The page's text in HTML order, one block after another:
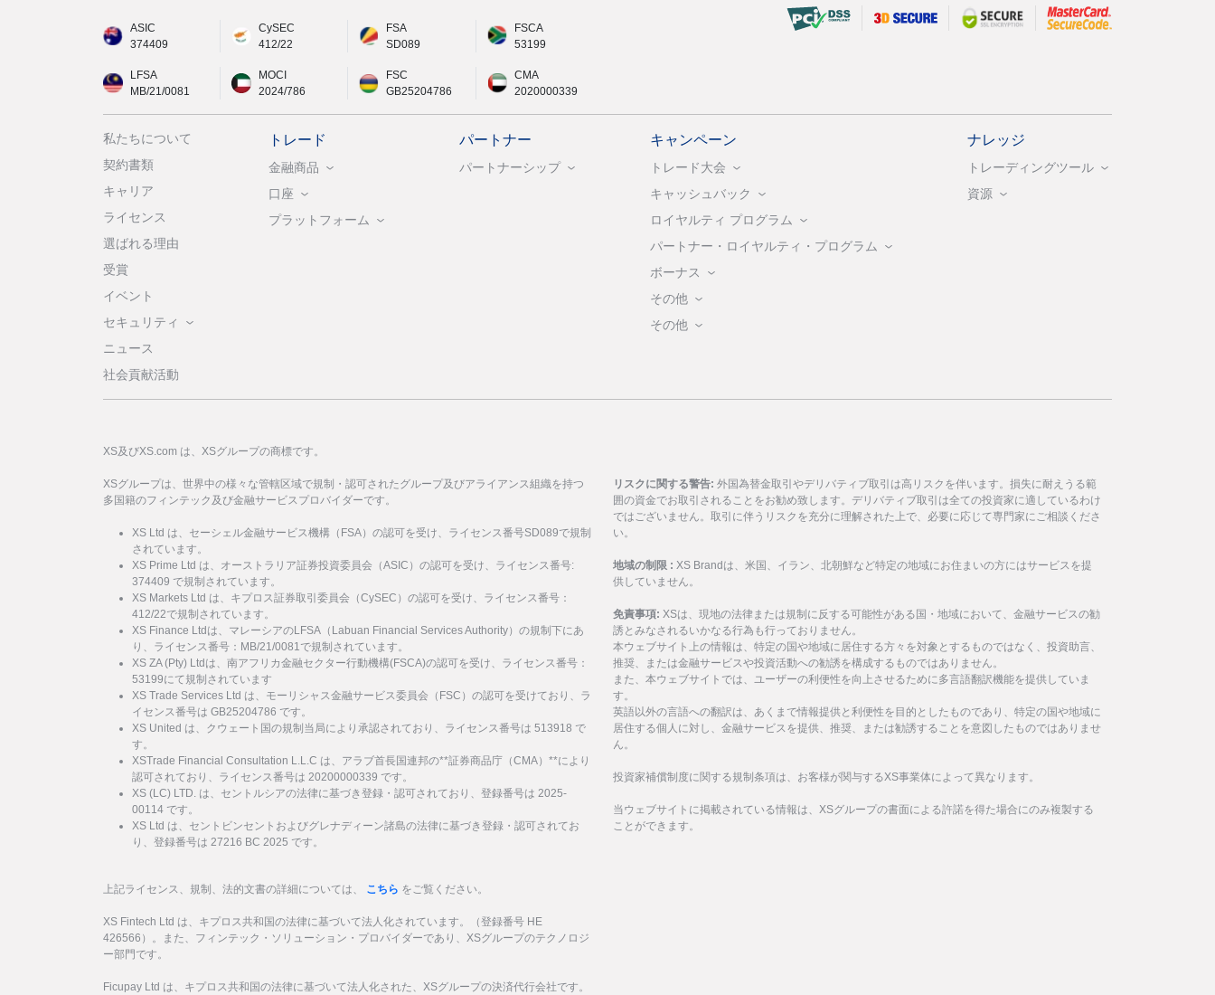
ASIC
374409
CySEC
412/22
FSA
SD089
FSCA
53199
LFSA
MB/21/0081
MOCI
2024/786
FSC
GB25204786
CMA
2020000339
私たちについて
契約書類
キャリア
ライセンス
選ばれる理由
受賞
イベント
セキュリティ
ニュース
社会貢献活動
トレード
金融商品
口座
プラットフォーム
パートナー
パートナーシップ
キャンペーン
トレード大会
キャッシュバック
ロイヤルティ プログラム
パートナー・ロイヤルティ・プログラム
ボーナス
その他
その他
ナレッジ
トレーディングツール
資源
XS及びXS.com は、XSグループの商標です。
XSグループは、世界中の様々な管轄区域で規制・認可されたグループ及びアライアンス組織を持つ
多国籍のフィンテック及び金融サービスプロバイダーです。
XS Ltd は、セーシェル金融サービス機構（FSA）の認可を受け、ライセンス番号SD089で規制
されています。
XS Prime Ltd は、オーストラリア証券投資委員会（ASIC）の認可を受け、ライセンス番号:
374409 で規制されています。
XS Markets Ltd は、キプロス証券取引委員会（CySEC）の認可を受け、ライセンス番号：
412/22で規制されています。
XS Finance Ltdは、マレーシアのLFSA（Labuan Financial Services Authority）の規制下にあ
り、ライセンス番号：MB/21/0081で規制されています。
XS ZA (Pty) Ltdは、南アフリカ金融セクター行動機構(FSCA)の認可を受け、ライセンス番号：
53199にて規制されています
XS Trade Services Ltd は、モーリシャス金融サービス委員会（FSC）の認可を受けており、ラ
イセンス番号は GB25204786 です。
XS United は、クウェート国の規制当局により承認されており、ライセンス番号は 513918 で
す。
XSTrade Financial Consultation L.L.C は、アラブ首長国連邦の**証券商品庁（CMA）**により
認可されており、ライセンス番号は 20200000339 です。
XS (LC) LTD. は、セントルシアの法律に基づき登録・認可されており、登録番号は 2025-
00114 です。
XS Ltd は、セントビンセントおよびグレナディーン諸島の法律に基づき登録・認可されてお
り、登録番号は 27216 BC 2025 です。
上記ライセンス、規制、法的文書の詳細については、 こちら をご覧ください。
XS Fintech Ltd は、キプロス共和国の法律に基づいて法人化されています。（登録番号 HE
426566）。また、フィンテック・ソリューション・プロバイダーであり、XSグループのテクノロジ
ー部門です。
Ficupay Ltd は、キプロス共和国の法律に基づいて法人化された、XSグループの決済代行会社です。
リスクに関する警告: 外国為替金取引やデリバティブ取引は高リスクを伴います。損失に耐えうる範
囲の資金でお取引されることをお勧め致します。デリバティブ取引は全ての投資家に適しているわけ
ではございません。取引に伴うリスクを充分に理解された上で、必要に応じて専門家にご相談くださ
い。
地域の制限 : XS Brandは、米国、イラン、北朝鮮など特定の地域にお住まいの方にはサービスを提
供していません。
免責事項: XSは、現地の法律または規制に反する可能性がある国・地域において、金融サービスの勧
誘とみなされるいかなる行為も行っておりません。
本ウェブサイト上の情報は、特定の国や地域に居住する方々を対象とするものではなく、投資助言、
推奨、または金融サービスや投資活動への勧誘を構成するものではありません。
また、本ウェブサイトでは、ユーザーの利便性を向上させるために多言語翻訳機能を提供していま
す。
英語以外の言語への翻訳は、あくまで情報提供と利便性を目的としたものであり、特定の国や地域に
居住する個人に対し、金融サービスを提供、推奨、または勧誘することを意図したものではありませ
ん。
投資家補償制度に関する規制条項は、お客様が関与するXS事業体によって異なります。
当ウェブサイトに掲載されている情報は、XSグループの書面による許諾を得た場合にのみ複製する
ことができます。